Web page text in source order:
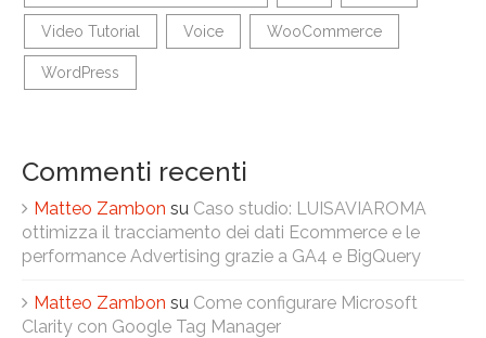
Video Tutorial Voice WooCommerce
WordPress
Commenti recenti
Matteo Zambon su Caso studio: LUISAVIAROMA
ottimizza il tracciamento dei dati Ecommerce e le
performance Advertising grazie a GA4 e BigQuery
Matteo Zambon su Come configurare Microsoft
Clarity con Google Tag Manager